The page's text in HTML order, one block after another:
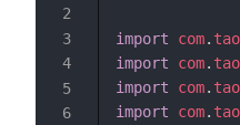
import com.
import
com.
import
com.
import
com.